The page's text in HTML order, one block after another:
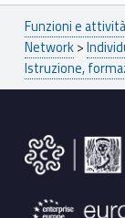
Breadcrumbs navigation
Funzioni e attività
Network>
Istruzione,